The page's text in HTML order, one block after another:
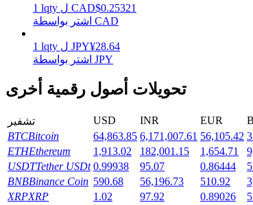
خنزير الطاقة
1 lqty ل CAD$0.25321
اشتر بواسطة CAD
1 lqty ل JPY¥28.64
اشتر بواسطة JPY
تحويلات أصول رقمية أخرى
تشفير USD INR EUR
BTCBitcoin 64,863.85 6,171,007.61 56,105.42
ETHEthereum 1,913.02 182,001.15 1,654.71
USDTTether USDt 0.99938 95.07 0.86444
BNBBinance Coin 590.68 56,196.73 510.92
XRPXRP 1.02 97.92 0.89026